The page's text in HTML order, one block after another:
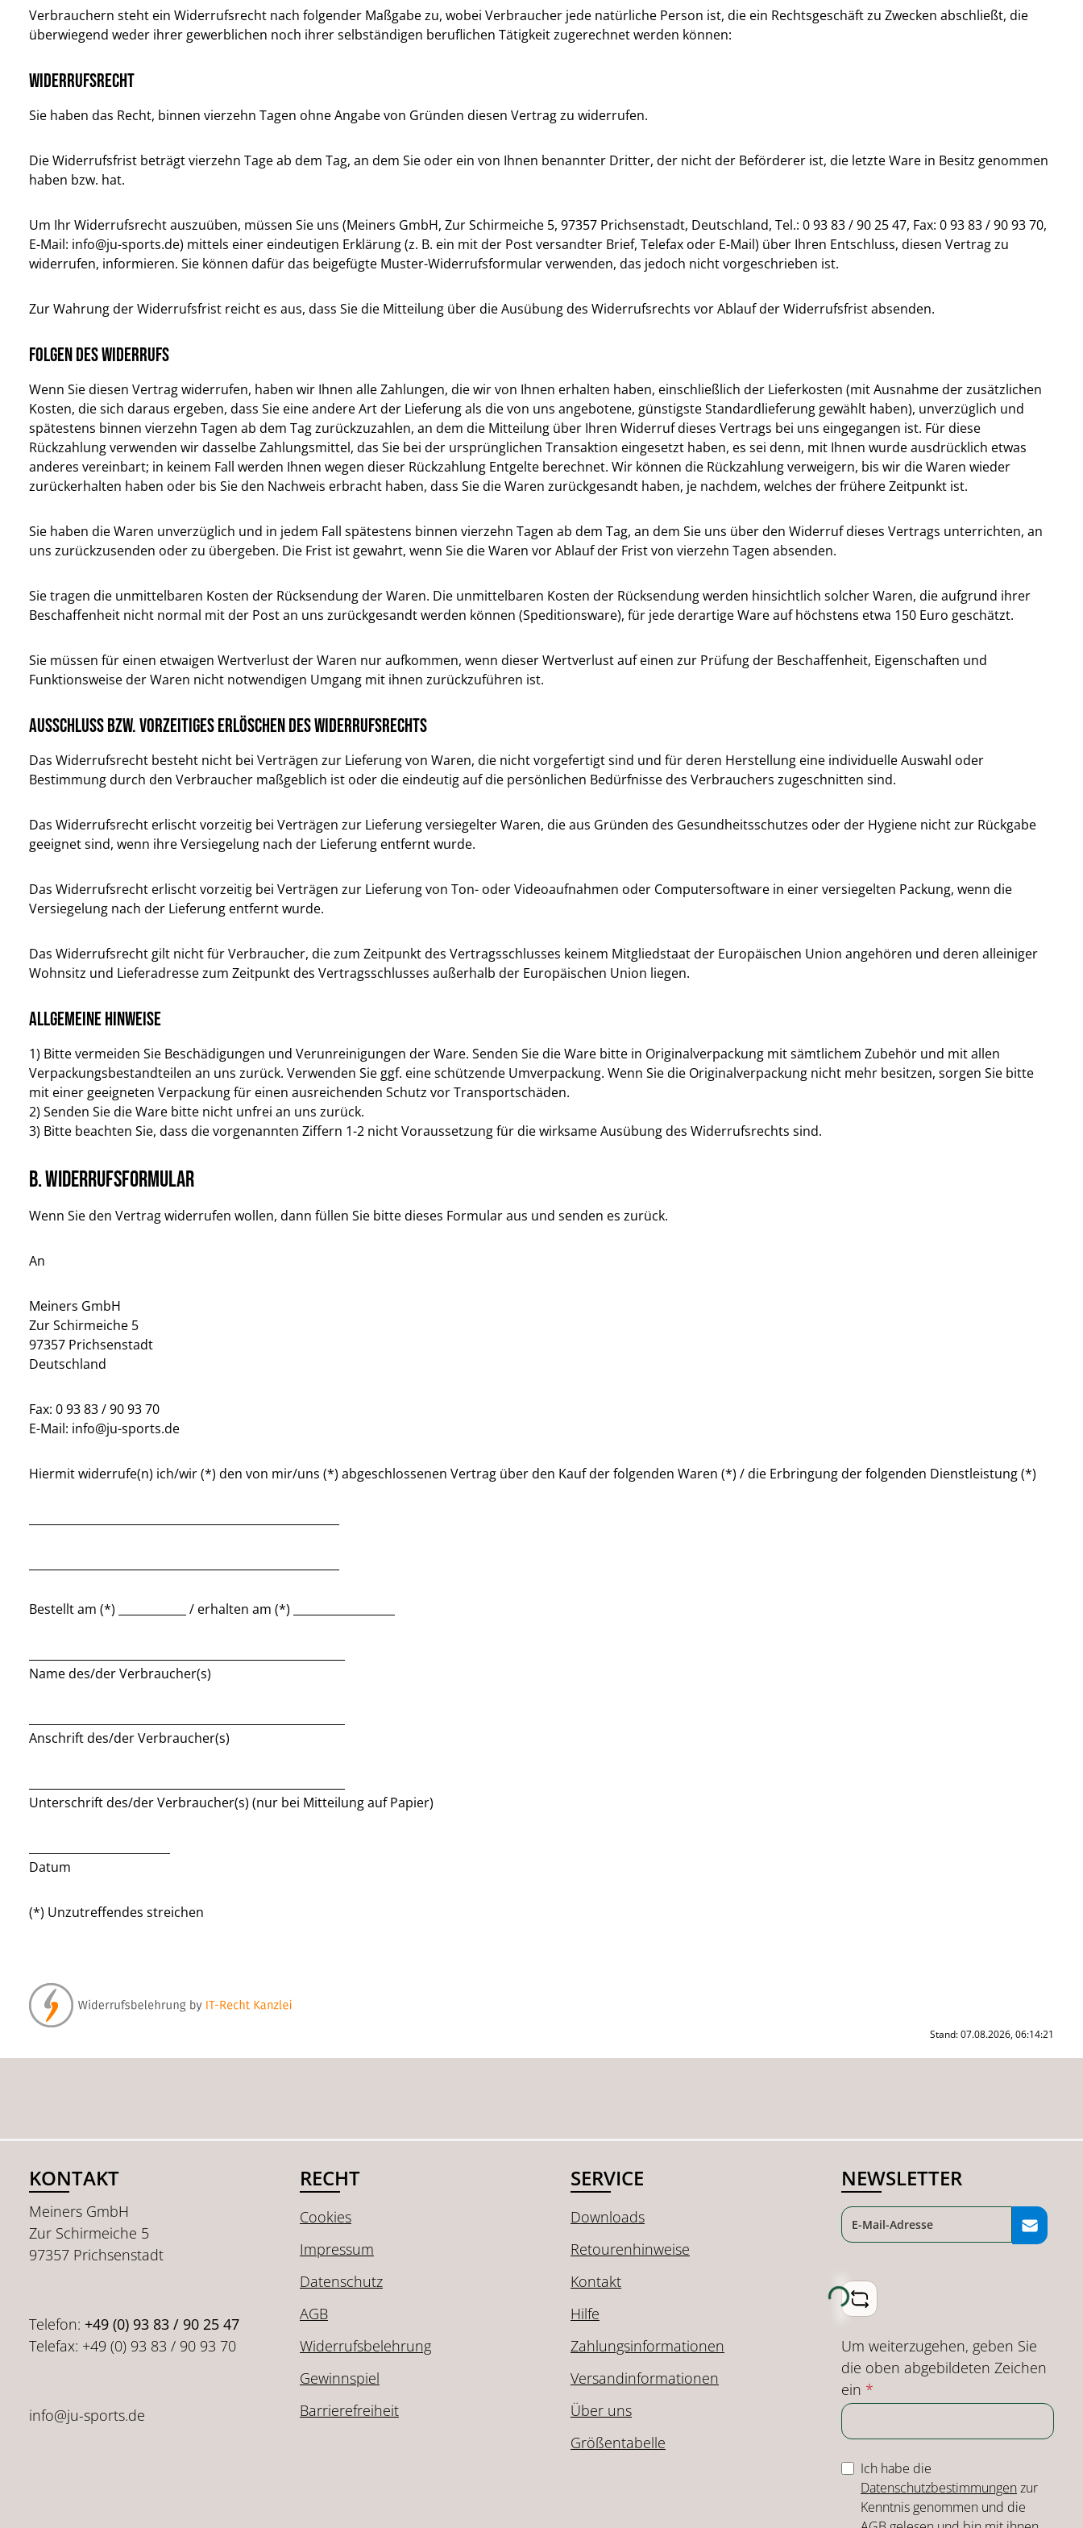
Verbrauchern steht ein Widerrufsrecht nach folgender Maßgabe zu, wobei Verbraucher jede natürliche Person ist, die ein Rechtsgeschäft zu Zwecken abschließt, die
überwiegend weder ihrer gewerblichen noch ihrer selbständigen beruflichen Tätigkeit zugerechnet werden können:
Widerrufsrecht
Sie haben das Recht, binnen vierzehn Tagen ohne Angabe von Gründen diesen Vertrag zu widerrufen.
Die Widerrufsfrist beträgt vierzehn Tage ab dem Tag, an dem Sie oder ein von Ihnen benannter Dritter, der nicht der Beförderer ist, die letzte Ware in Besitz genommen
haben bzw. hat.
Um Ihr Widerrufsrecht auszuüben, müssen Sie uns (Meiners GmbH, Zur Schirmeiche 5, 97357 Prichsenstadt, Deutschland, Tel.: 0 93 83 / 90 25 47, Fax: 0 93 83 / 90 93 70,
E-Mail: info@ju-sports.de) mittels einer eindeutigen Erklärung (z. B. ein mit der Post versandter Brief, Telefax oder E-Mail) über Ihren Entschluss, diesen Vertrag zu
widerrufen, informieren. Sie können dafür das beigefügte Muster-Widerrufsformular verwenden, das jedoch nicht vorgeschrieben ist.
Zur Wahrung der Widerrufsfrist reicht es aus, dass Sie die Mitteilung über die Ausübung des Widerrufsrechts vor Ablauf der Widerrufsfrist absenden.
Folgen des Widerrufs
Wenn Sie diesen Vertrag widerrufen, haben wir Ihnen alle Zahlungen, die wir von Ihnen erhalten haben, einschließlich der Lieferkosten (mit Ausnahme der zusätzlichen
Kosten, die sich daraus ergeben, dass Sie eine andere Art der Lieferung als die von uns angebotene, günstigste Standardlieferung gewählt haben), unverzüglich und
spätestens binnen vierzehn Tagen ab dem Tag zurückzuzahlen, an dem die Mitteilung über Ihren Widerruf dieses Vertrags bei uns eingegangen ist. Für diese
Rückzahlung verwenden wir dasselbe Zahlungsmittel, das Sie bei der ursprünglichen Transaktion eingesetzt haben, es sei denn, mit Ihnen wurde ausdrücklich etwas
anderes vereinbart; in keinem Fall werden Ihnen wegen dieser Rückzahlung Entgelte berechnet. Wir können die Rückzahlung verweigern, bis wir die Waren wieder
zurückerhalten haben oder bis Sie den Nachweis erbracht haben, dass Sie die Waren zurückgesandt haben, je nachdem, welches der frühere Zeitpunkt ist.
Sie haben die Waren unverzüglich und in jedem Fall spätestens binnen vierzehn Tagen ab dem Tag, an dem Sie uns über den Widerruf dieses Vertrags unterrichten, an
uns zurückzusenden oder zu übergeben. Die Frist ist gewahrt, wenn Sie die Waren vor Ablauf der Frist von vierzehn Tagen absenden.
Sie tragen die unmittelbaren Kosten der Rücksendung der Waren. Die unmittelbaren Kosten der Rücksendung werden hinsichtlich solcher Waren, die aufgrund ihrer
Beschaffenheit nicht normal mit der Post an uns zurückgesandt werden können (Speditionsware), für jede derartige Ware auf höchstens etwa 150 Euro geschätzt.
Sie müssen für einen etwaigen Wertverlust der Waren nur aufkommen, wenn dieser Wertverlust auf einen zur Prüfung der Beschaffenheit, Eigenschaften und
Funktionsweise der Waren nicht notwendigen Umgang mit ihnen zurückzuführen ist.
Ausschluss bzw. vorzeitiges Erlöschen des Widerrufsrechts
Das Widerrufsrecht besteht nicht bei Verträgen zur Lieferung von Waren, die nicht vorgefertigt sind und für deren Herstellung eine individuelle Auswahl oder
Bestimmung durch den Verbraucher maßgeblich ist oder die eindeutig auf die persönlichen Bedürfnisse des Verbrauchers zugeschnitten sind.
Das Widerrufsrecht erlischt vorzeitig bei Verträgen zur Lieferung versiegelter Waren, die aus Gründen des Gesundheitsschutzes oder der Hygiene nicht zur Rückgabe
geeignet sind, wenn ihre Versiegelung nach der Lieferung entfernt wurde.
Das Widerrufsrecht erlischt vorzeitig bei Verträgen zur Lieferung von Ton- oder Videoaufnahmen oder Computersoftware in einer versiegelten Packung, wenn die
Versiegelung nach der Lieferung entfernt wurde.
Das Widerrufsrecht gilt nicht für Verbraucher, die zum Zeitpunkt des Vertragsschlusses keinem Mitgliedstaat der Europäischen Union angehören und deren alleiniger
Wohnsitz und Lieferadresse zum Zeitpunkt des Vertragsschlusses außerhalb der Europäischen Union liegen.
Allgemeine Hinweise
1) Bitte vermeiden Sie Beschädigungen und Verunreinigungen der Ware. Senden Sie die Ware bitte in Originalverpackung mit sämtlichem Zubehör und mit allen
Verpackungsbestandteilen an uns zurück. Verwenden Sie ggf. eine schützende Umverpackung. Wenn Sie die Originalverpackung nicht mehr besitzen, sorgen Sie bitte
mit einer geeigneten Verpackung für einen ausreichenden Schutz vor Transportschäden.
2) Senden Sie die Ware bitte nicht unfrei an uns zurück.
3) Bitte beachten Sie, dass die vorgenannten Ziffern 1-2 nicht Voraussetzung für die wirksame Ausübung des Widerrufsrechts sind.
B. Widerrufsformular
Wenn Sie den Vertrag widerrufen wollen, dann füllen Sie bitte dieses Formular aus und senden es zurück.
An
Meiners GmbH
Zur Schirmeiche 5
97357 Prichsenstadt
Deutschland
Fax: 0 93 83 / 90 93 70
E-Mail: info@ju-sports.de
Hiermit widerrufe(n) ich/wir (*) den von mir/uns (*) abgeschlossenen Vertrag über den Kauf der folgenden Waren (*) / die Erbringung der folgenden Dienstleistung (*)
Bestellt am (*) ____________ / erhalten am (*) __________________
Name des/der Verbraucher(s)
Anschrift des/der Verbraucher(s)
Unterschrift des/der Verbraucher(s) (nur bei Mitteilung auf Papier)
Datum
(*) Unzutreffendes streichen
Stand: 07.08.2026, 06:14:21
KONTAKT
Meiners GmbH
Zur Schirmeiche 5
97357 Prichsenstadt
Telefon: +49 (0) 93 83 / 90 25 47
Telefax: +49 (0) 93 83 / 90 93 70
info@ju-sports.de
RECHT
Cookies
Impressum
Datenschutz
AGB
Widerrufsbelehrung
Gewinnspiel
Barrierefreiheit
SERVICE
Downloads
Retourenhinweise
Kontakt
Hilfe
Zahlungsinformationen
Versandinformationen
Über uns
Größentabelle
NEWSLETTER
Loading...
Um weiterzugehen, geben Sie
die oben abgebildeten Zeichen
ein *
Ich habe die
Datenschutzbestimmungenzur
Kenntnis genommen und die